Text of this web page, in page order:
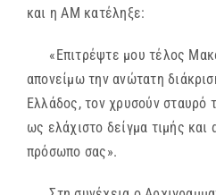
και η ΑΜ κατέληξε:
«Επιτρέψτε μου τέλος
απονείμω την ανώτατη
Ελλάδος, τον χρυσούν σταυρό
ως ελάχιστο δείγμα τιμής και
πρόσωπο σας».